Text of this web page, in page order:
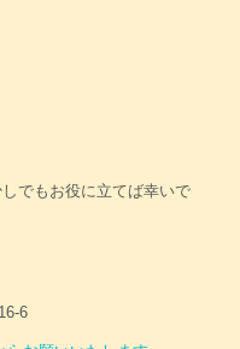
でもお役に立てば幸いで
6